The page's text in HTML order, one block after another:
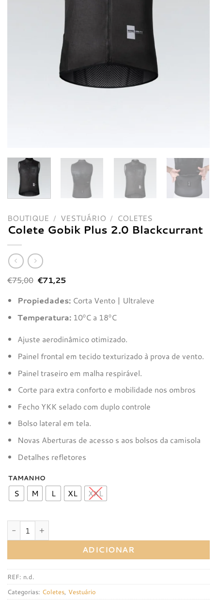
BOUTIQUE / VESTUÁRIO / COLETES
Colete Gobik Plus 2.0 Blackcurrant
€75,00 O
preço
original
era:
€71,25O
é:
Propiedades:Corta Vento | Ultraleve
Temperatura: 10ºC a 18ºC
Ajuste aerodinâmico otimizado.
Painel frontal em tecido texturizado à prova de vento.
Painel traseiro em malha respirável.
Corte para extra conforto e mobilidade nos ombros
Fecho YKK selado com duplo controle
Bolso lateral em tela.
Novas Aberturas de acesso s aos bolsos da camisola
Detalhes refletores
TAMANHO
S M L XL XXL
Quantidade de Colete Gobik Plus 2.0 Blackcurrant
ADICIONAR
REF: n.d.
Categorias: Coletes, Vestuário